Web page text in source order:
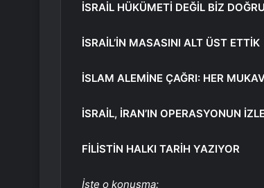
İSRAİL HÜKÜMETİ DEĞİL BİZ
İSRAİL’İN MASASINI ALT ÜST ETTİK
İSLAM ALEMİNE ÇAĞRI: HER
İSRAİL, İRAN’IN OPERASYONUN
FİLİSTİN HALKI TARİH YAZIYOR
İşte o konuşma: